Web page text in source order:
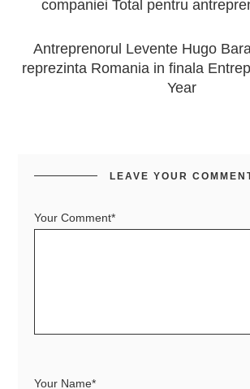
companiei Total pentru
Antreprenorul Levente Hugo
reprezinta Romania in finala
Year
LEAVE YOUR
Your Comment*
Your Name*